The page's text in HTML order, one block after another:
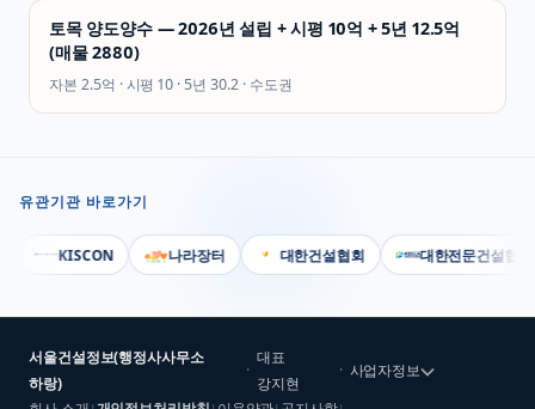
토목 양도양수 — 2026년 설립 + 시평 10억 + 5년 12.5억
(매물 2880)
자본 2.5억 · 시평10 · 5년30.2· 수도권
유관기관 바로가기
KISCON 나라장터 대한건설협회 대한전문건설협회
서울건설정보(행정사사무소
하랑)
·
대표
강지현
· 사업자정보